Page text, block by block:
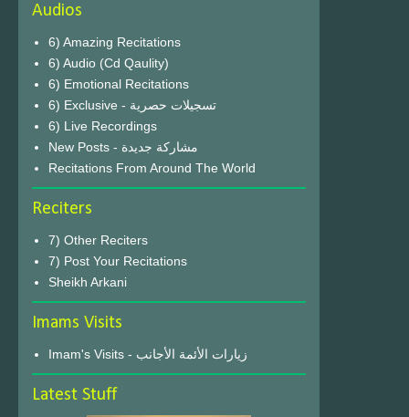
Audios
6) Amazing Recitations
6) Audio (Cd Qaulity)
6) Emotional Recitations
6) Exclusive - تسجيلات حصرية
6) Live Recordings
New Posts - مشاركة جديدة
Recitations From Around The World
Reciters
7) Other Reciters
7) Post Your Recitations
Sheikh Arkani
Imams Visits
Imam's Visits - زيارات الأئمة الأجانب
Latest Stuff